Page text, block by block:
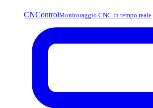
CNControlMonitoraggio CNC in tempo reale